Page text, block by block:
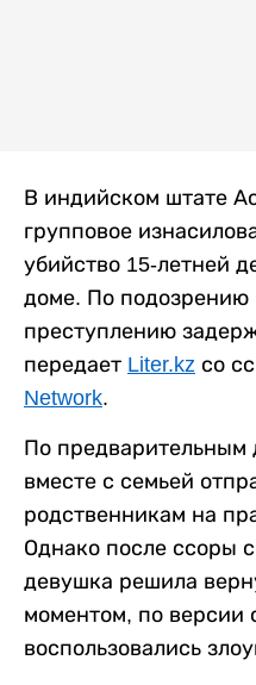
В индийском штате
групповое
убийство 15-летней
доме. По подозрению
преступлению
передает Liter.kz со
Network.
По предварительным
вместе с семьей
родственникам на
Однако после ссоры
девушка решила
моментом, по версии
воспользовались